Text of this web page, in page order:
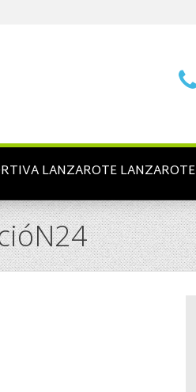
LANZAROTE LANZAROTE